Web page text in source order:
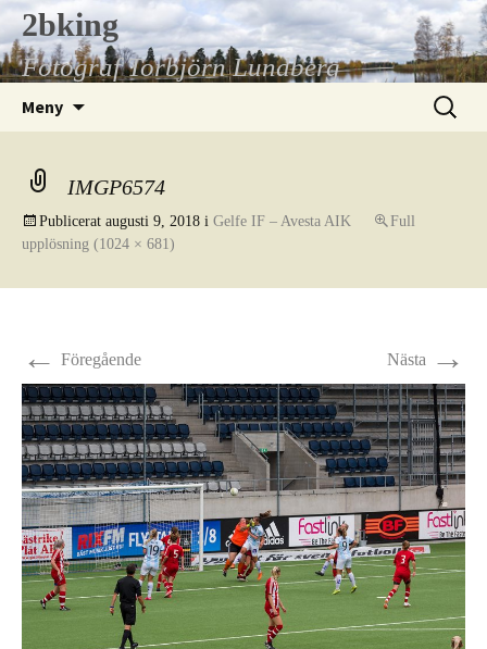
Hoppa
till
innehåll
2bking
Fotograf Torbjörn Lundberg
Meny
Sök
efter:
IMGP6574
Publicerat augusti 9, 2018 i Gelfe IF – Avesta AIK
Full
upplösning (1024 × 681)
← Föregående Nästa →